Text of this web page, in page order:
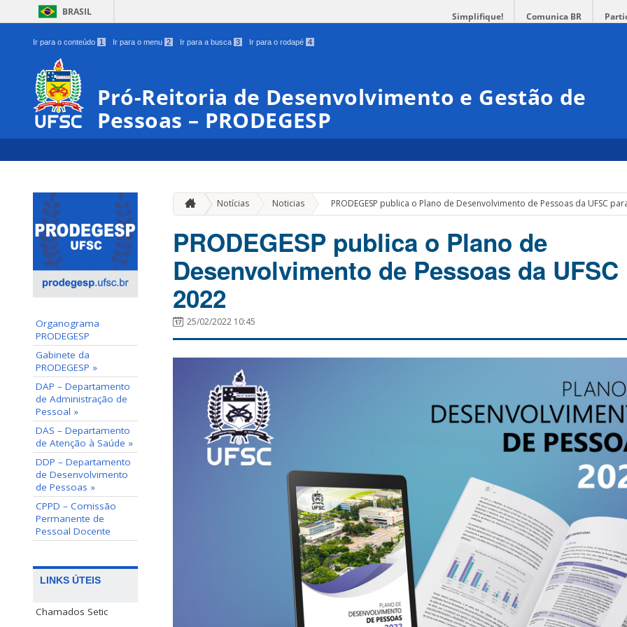
BRASIL Simplifique! Comunica BR
Ir para o conteúdo 1 Ir para o menu 2 Ir para a busca 3 Ir para o rodapé 4
Pró-Reitoria de Desenvolvimento e Gestão de
Pessoas – PRODEGESP
Organograma
PRODEGESP
Gabinete da
PRODEGESP »
DAP – Departamento
de Administração de
Pessoal »
DAS – Departamento
de Atenção à Saúde »
DDP – Departamento
de Desenvolvimento
de Pessoas »
CPPD – Comissão
Permanente de
Pessoal Docente
LINKS ÚTEIS
Chamados Setic
Notícias Noticias » PRODEGESP publica o Plano de Desenvolvimento de Pessoas da UFSC
PRODEGESP publica o Plano de
Desenvolvimento de Pessoas da UFSC
2022
25/02/2022 10:45